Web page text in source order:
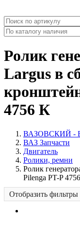
Ролик
Largus в
4756 К
ВАЗОВСКИЙ -
ВАЗ Запчасти
Двигатель
Ролики, ремни
Ролик
Pilenga PT-P
Отобразить фильтры